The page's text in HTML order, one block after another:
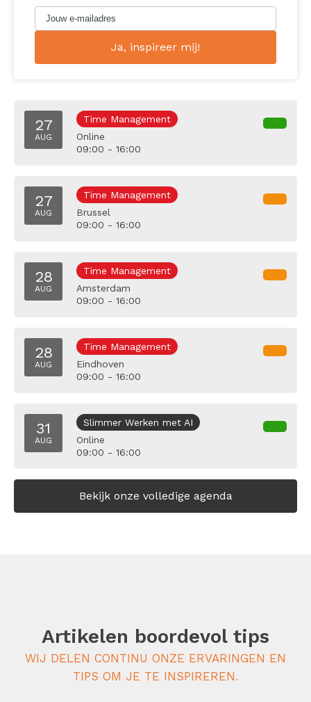
27
AUG
Time Management
Online
09:00 - 16:00
27
AUG
Time Management
Brussel
09:00 - 16:00
28
AUG
Time Management
Amsterdam
09:00 - 16:00
28
AUG
Time Management
Eindhoven
09:00 - 16:00
31
AUG
Slimmer Werken met AI
Online
09:00 - 16:00
Bekijk onze volledige agenda
Artikelen boordevol tips
WIJ DELEN CONTINU ONZE ERVARINGEN EN
TIPS OM JE TE INSPIREREN.